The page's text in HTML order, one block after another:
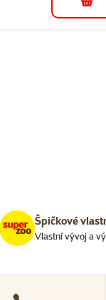
do
Špičkové
Vlastní vývoj a